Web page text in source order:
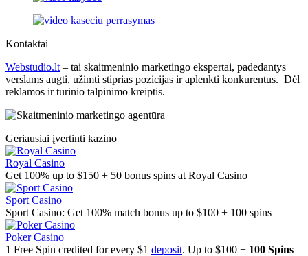
Kontaktai
Webstudio.lt – tai skaitmeninio marketingo ekspertai, padedantys
verslams augti, užimti stiprias pozicijas ir aplenkti konkurentus. Dėl
reklamos ir turinio talpinimo kreiptis.
Geriausiai įvertinti kazino
Royal Casino
Get 100% up to $150 + 50 bonus spins at Royal Casino
Sport Casino
Sport Casino: Get 100% match bonus up to $100 + 100 spins
Poker Casino
1 Free Spin credited for every $1 deposit. Up to $100 + 100 Spins